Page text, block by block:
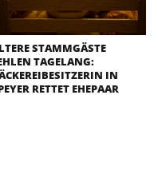
STAMMGÄSTE
TAGELANG:
IN
RETTET EHEPAAR